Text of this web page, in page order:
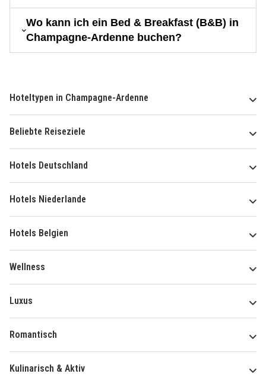
Wo kann ich ein Bed & Breakfast (B&B) in
Champagne-Ardenne buchen?
Hoteltypen in Champagne-Ardenne
Beliebte Reiseziele
Hotels Deutschland
Hotels Niederlande
Hotels Belgien
Wellness
Luxus
Romantisch
Kulinarisch & Aktiv